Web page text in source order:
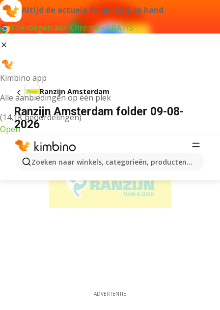
Altijd de actuele folders bij de hand
Toevoegen aan Chrome - GRATIS
Kimbino app
Alle aanbiedingen op één plek
(14,1K beoordelingen)
Open
Zoeken naar winkels, categorieën, producten...
Ranzijn Amsterdam
Ranzijn Amsterdam folder 09-08-
2026
ADVERTENTIE